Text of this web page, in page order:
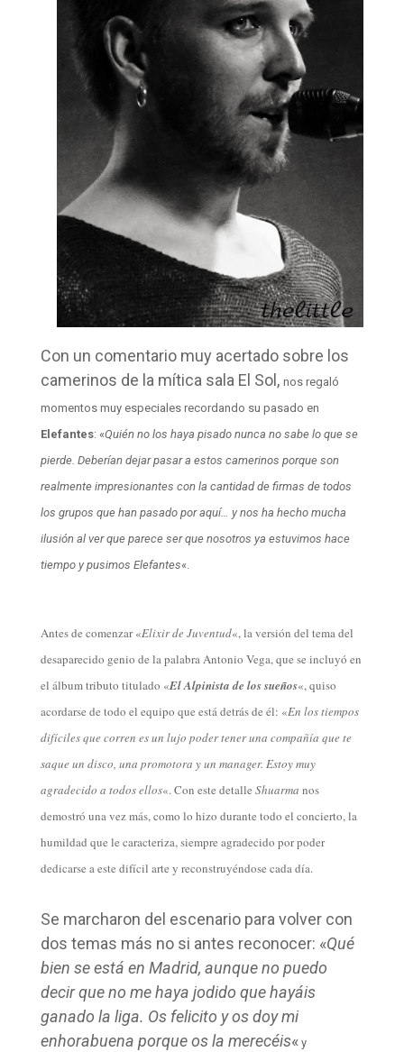
Con un comentario muy acertado sobre los
camerinos de la mítica sala El Sol, nos regaló
momentos muy especiales recordando su pasado en
Elefantes: «Quién no los haya pisado nunca no sabe lo que se
pierde. Deberían dejar pasar a estos camerinos porque son
realmente impresionantes con la cantidad de firmas de todos
los grupos que han pasado por aquí… y nos ha hecho mucha
ilusión al ver que parece ser que nosotros ya estuvimos hace
tiempo y pusimos Elefantes«.
Antes de comenzar «Elixir de Juventud«, la versión del tema del
desaparecido genio de la palabraAntonio Vega, que se incluyó en
el álbum tributo titulado «El Alpinista de los sueños«, quiso
acordarse de todo el equipo que está detrás de él: «En los tiempos
difíciles que corren es un lujo poder tener una compañía que te
saque un disco, una promotora y un manager. Estoy muy
agradecido a todos ellos«. Con este detalle Shuarma nos
demostró una vez más, como lo hizo durante todo el concierto, la
humildad que le caracteriza, siempre agradecido por poder
dedicarse a este difícil arte y reconstruyéndose cada día.
Se marcharon del escenario para volver con
dos temas más no si antes reconocer: «Qué
bien se está en Madrid, aunque no puedo
decir que no me haya jodido que hayáis
ganado la liga. Os felicito y os doy mi
enhorabuena porque os la merecéis«y